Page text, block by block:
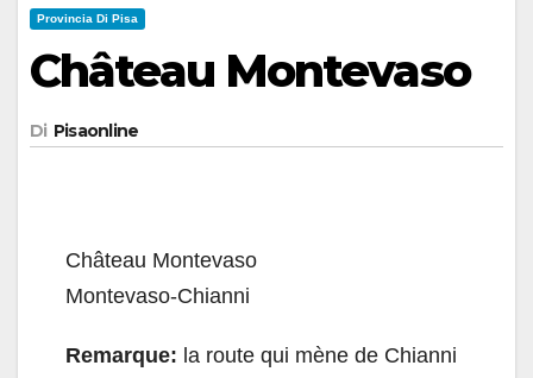
Provincia Di Pisa
Château Montevaso
Di Pisaonline
Château Montevaso
Montevaso-Chianni
Remarque: la route qui mène de Chianni